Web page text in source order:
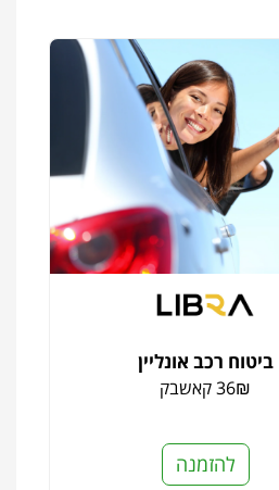
ביטוח רכב אונליין
36₪ קאשבק
להזמנה